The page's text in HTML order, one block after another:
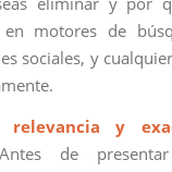
en motores de
sociales, y
relevancia y
de